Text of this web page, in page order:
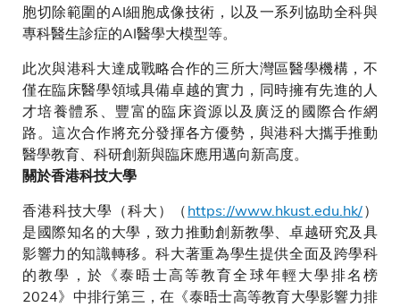
胞切除範圍的AI細胞成像技術，以及一系列協助全科與
專科醫生診症的AI醫學大模型等。
此次與港科大達成戰略合作的三所大灣區醫學機構，不
僅在臨床醫學領域具備卓越的實力，同時擁有先進的人
才培養體系、豐富的臨床資源以及廣泛的國際合作網
路。這次合作將充分發揮各方優勢，與港科大攜手推動
醫學教育、科研創新與臨床應用邁向新高度。
關於香港科技大學
香港科技大學（科大）（https://www.hkust.edu.hk/）
是國際知名的大學，致力推動創新教學、卓越研究及具
影響力的知識轉移。科大著重為學生提供全面及跨學科
的教學，於《泰晤士高等教育全球年輕大學排名榜
2024》中排行第三，在《泰晤士高等教育大學影響力排